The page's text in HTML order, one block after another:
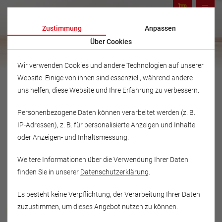
Musikschule Fröhlich
Zustimmung
Anpassen
Über Cookies
Wir verwenden Cookies und andere Technologien auf unserer
Website. Einige von ihnen sind essenziell, während andere
uns helfen, diese Website und Ihre Erfahrung zu verbessern.
Personenbezogene Daten können verarbeitet werden (z. B.
IP-Adressen), z. B. für personalisierte Anzeigen und Inhalte
oder Anzeigen- und Inhaltsmessung.
Weitere Informationen über die Verwendung Ihrer Daten
finden Sie in unserer Datenschutzerklärung
Es besteht keine Verpflichtung, der Verarbeitung Ihrer Daten
zuzustimmen, um dieses Angebot nutzen zu können.